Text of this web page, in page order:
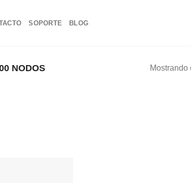
SOPORTE BLOG
NODOS Mostrando